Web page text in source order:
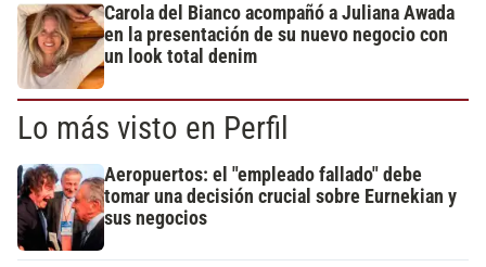
Carola del Bianco acompañó a Juliana Awada
en la presentación de su nuevo negocio con
un look total denim
Lo más visto en Perfil
Aeropuertos: el "empleado fallado" debe
tomar una decisión crucial sobre Eurnekian y
sus negocios